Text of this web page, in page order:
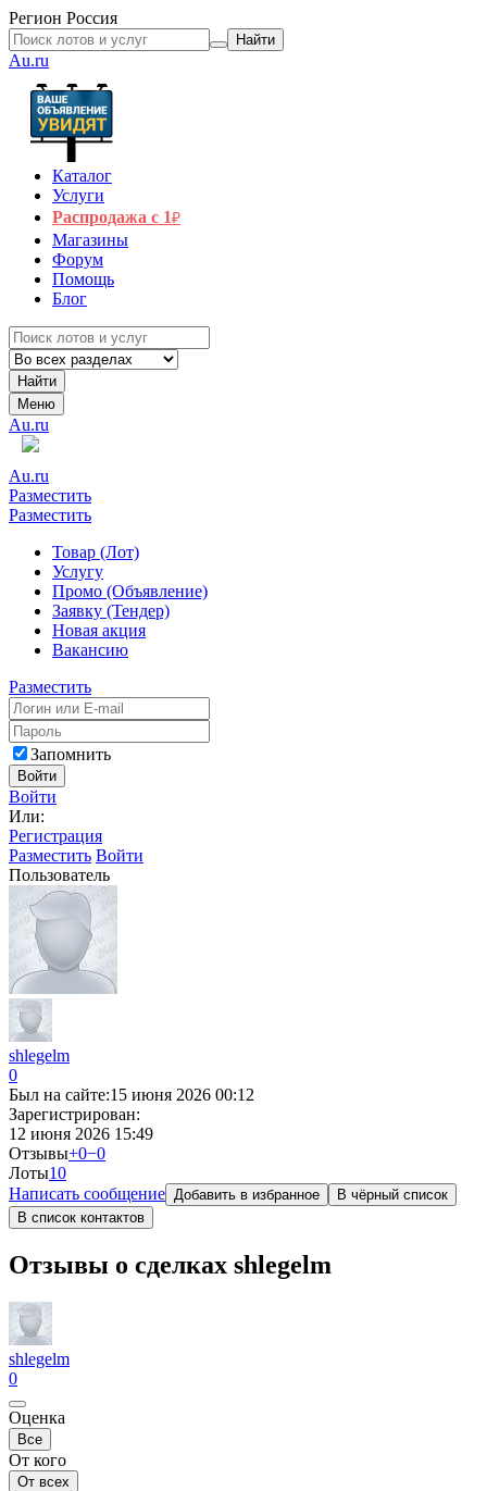
Регион Россия
Найти
Au.ru
Каталог
Услуги
Распродажа с 1₽
Магазины
Форум
Помощь
Блог
Найти
Меню
Au.ru
Au.ru
Разместить
Разместить
Товар (Лот)
Услугу
Промо (Объявление)
Заявку (Тендер)
Новая акция
Вакансию
Разместить
Запомнить
Войти
Войти
Или:
Регистрация
Разместить Войти
Пользователь
shlegelm
0
Был на сайте:15 июня 2026 00:12
Зарегистрирован:
12 июня 2026 15:49
Отзывы+0−0
Лоты10
Написать сообщение Добавить в избранное
В чёрный список
В список контактов
Отзывы о сделках shlegelm
shlegelm
0
Оценка
Все
От кого
От всех